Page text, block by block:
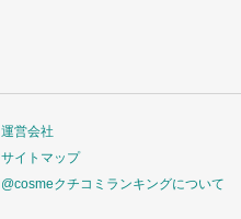
運営会社
サイトマップ
@cosmeクチコミランキングについて